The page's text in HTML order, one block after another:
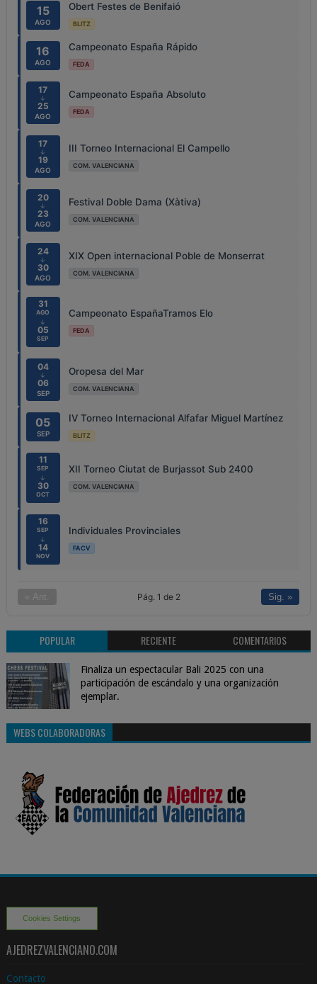
15
AGO
Obert Festes de Benifaió
BLITZ
16
AGO
Campeonato España Rápido
FEDA
17
↓
25
AGO
Campeonato España Absoluto
FEDA
17
↓
19
AGO
III Torneo Internacional El Campello
COM. VALENCIANA
20
↓
23
AGO
Festival Doble Dama (Xàtiva)
COM. VALENCIANA
24
↓
30
AGO
XIX Open internacional Poble de Monserrat
COM. VALENCIANA
31
AGO
↓
05
SEP
Campeonato EspañaTramos Elo
FEDA
04
↓
06
SEP
Oropesa del Mar
COM. VALENCIANA
05
SEP
IV Torneo Internacional Alfafar Miguel Martínez
BLITZ
11
SEP
↓
30
OCT
XII Torneo Ciutat de Burjassot Sub 2400
COM. VALENCIANA
16
SEP
↓
14
NOV
Individuales Provinciales
FACV
« Ant. Pág. 1 de 2 Sig. »
POPULAR RECIENTE COMENTARIOS
Finaliza un espectacular Bali 2025 con una
participación de escándalo y una organización
ejemplar.
WEBS COLABORADORAS
Cookies Settings
AJEDREZVALENCIANO.COM
Contacto